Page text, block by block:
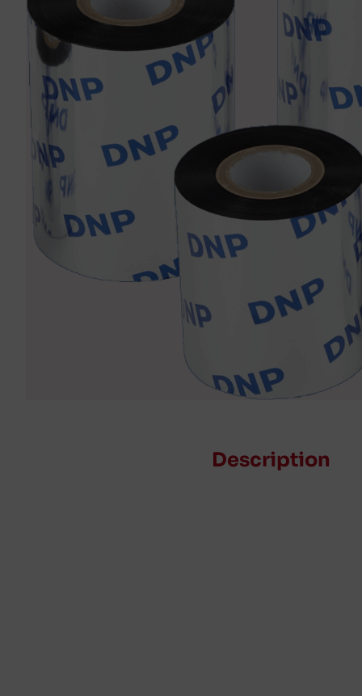
Description